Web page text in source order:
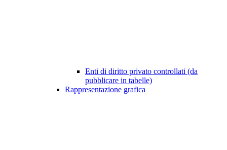
Enti di diritto privato controllati (da
pubblicare in tabelle)
Rappresentazione grafica